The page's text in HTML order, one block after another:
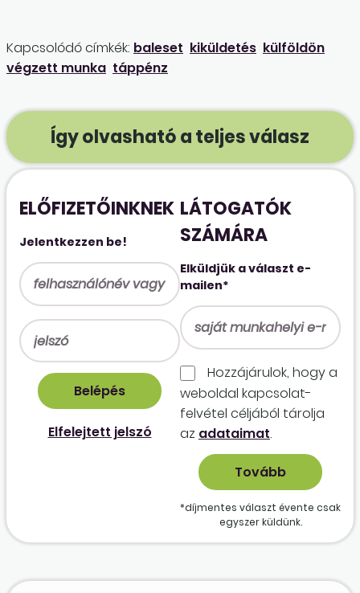
Kapcsolódó címkék: baleset kiküldetés külföldön
végzett munka táppénz
Így olvasható a teljes válasz
ELŐFIZETŐINKNEK
Jelentkezzen be!
Elfelejtett jelszó
LÁTOGATÓK
SZÁMÁRA
Elküldjük a választ e-
mailen*
Hozzájárulok, hogy a
weboldal kapcso­lat­
felvétel céljából tárolja
az adataimat.
*díjmentes választ évente csak
egyszer küldünk.